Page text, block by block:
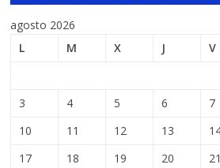
agosto 2026
L
M X J V
3
4 5 6 7
10
11 12 13
17
18 19 20 21